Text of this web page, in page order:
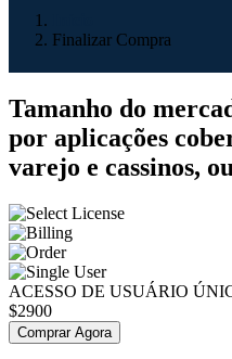
Finalizar Compra
Tamanho do
por aplicações
varejo e cassinos,
ACESSO DE USUÁRIO
$2900
Comprar Agora